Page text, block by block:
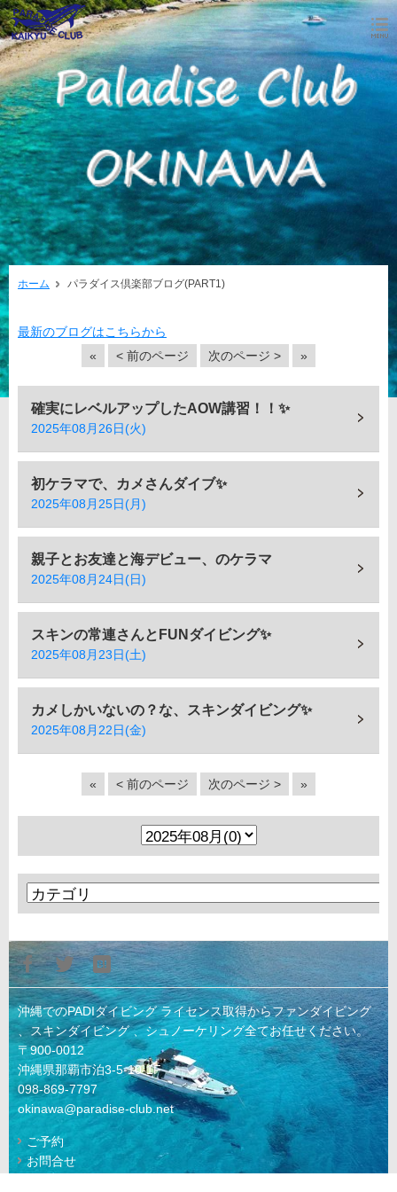
ホーム パラダイス倶楽部ブログ(PART1)
最新のブログはこちらから
«
< 前のページ 次のページ > »
確実にレベルアップしたAOW講習！！✨
2025年08月26日(火)
初ケラマで、カメさんダイブ✨
2025年08月25日(月)
親子とお友達と海デビュー、のケラマ
2025年08月24日(日)
スキンの常連さんとFUNダイビング✨
2025年08月23日(土)
カメしかいないの？な、スキンダイビング✨
2025年08月22日(金)
« < 前のページ 次のページ > »
沖縄でのPADIダイビング ライセンス取得からファンダイビング
、スキンダイビング 、シュノーケリング全てお任せください。
〒900-0012
沖縄県那覇市泊3-5-10-1F
098-869-7797
okinawa@paradise-club.net
ご予約
お問合せ